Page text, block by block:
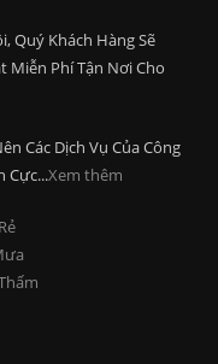
Quý Khách Hàng Sẽ
Miễn Phí Tận Nơi Cho
Các Dịch Vụ Của Công
Cực...Xem thêm